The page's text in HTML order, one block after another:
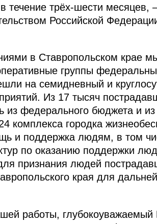
течение трёх-шести месяцев,
Российской
в Ставропольском крае
группы
на семидневный и
Из 17 тысяч
федерального бюджета и из
комплекса городка
и поддержка людям, в том
по оказанию поддержки
признания людей
края для
работы,